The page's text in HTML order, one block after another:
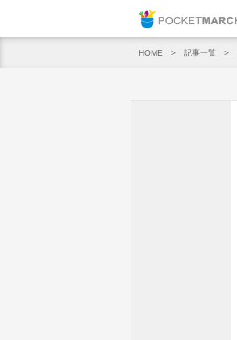
HOME 記事一覧